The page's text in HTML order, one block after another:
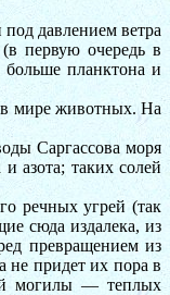
давлением ветра
первую очередь в
планктона и
в мире животных. На
Саргассова моря
азота; таких солей
речных угрей (так
сюда издалека, из
превращением из
не придет их пора в
могилы — теплых